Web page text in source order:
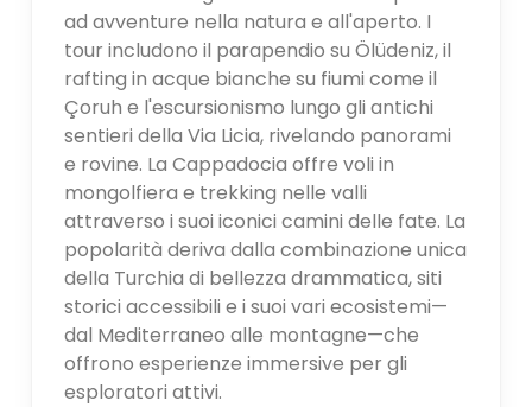
ad avventure nella natura e all'aperto. I
tour includono il parapendio su Ölüdeniz, il
rafting in acque bianche su fiumi come il
Çoruh e l'escursionismo lungo gli antichi
sentieri della Via Licia, rivelando panorami
e rovine. La Cappadocia offre voli in
mongolfiera e trekking nelle valli
attraverso i suoi iconici camini delle fate. La
popolarità deriva dalla combinazione unica
della Turchia di bellezza drammatica, siti
storici accessibili e i suoi vari ecosistemi—
dal Mediterraneo alle montagne—che
offrono esperienze immersive per gli
esploratori attivi.